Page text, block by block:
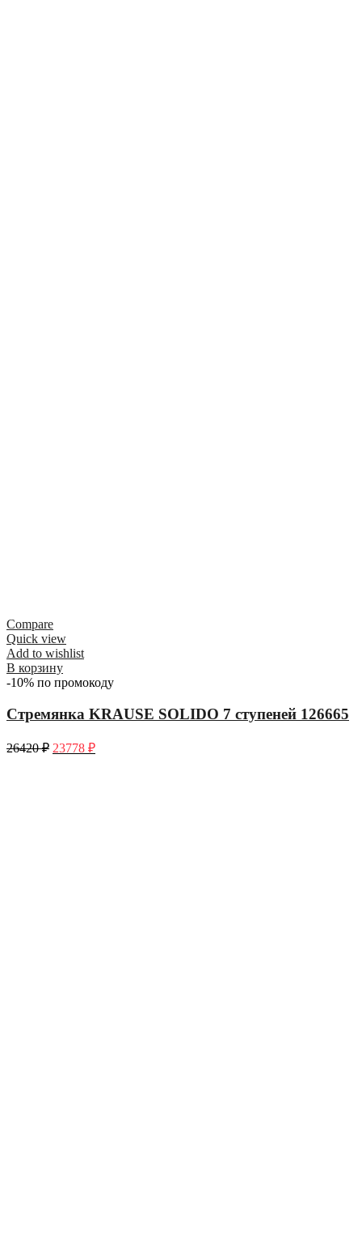
Compare
Quick view
Add to wishlist
В корзину
-10% по промокоду
Стремянка KRAUSE SOLIDO 7 ступеней 126665
26420₽ 23778 ₽